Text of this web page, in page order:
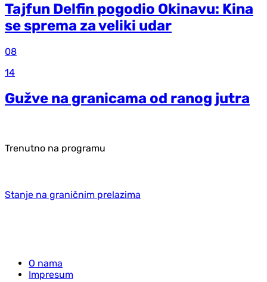
Tajfun Delfin pogodio Okinavu: Kina
se sprema za veliki udar
08
14
Gužve na granicama od ranog jutra
Trenutno na programu
Stanje na graničnim prelazima
O nama
Impresum